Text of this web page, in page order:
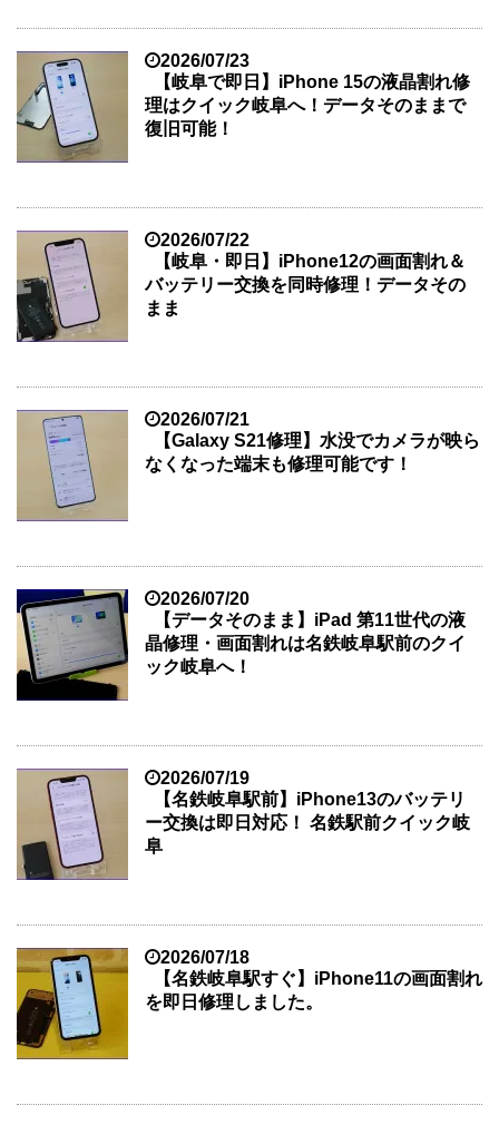
2026/07/23
【岐阜で即日】iPhone 15の液晶割れ修
理はクイック岐阜へ！データそのままで
復旧可能！
2026/07/22
【岐阜・即日】iPhone12の画面割れ＆
バッテリー交換を同時修理！データその
まま
2026/07/21
【Galaxy S21修理】水没でカメラが映ら
なくなった端末も修理可能です！
2026/07/20
【データそのまま】iPad 第11世代の液
晶修理・画面割れは名鉄岐阜駅前のクイ
ック岐阜へ！
2026/07/19
【名鉄岐阜駅前】iPhone13のバッテリ
ー交換は即日対応！ 名鉄駅前クイック岐
阜
2026/07/18
【名鉄岐阜駅すぐ】iPhone11の画面割れ
を即日修理しました。